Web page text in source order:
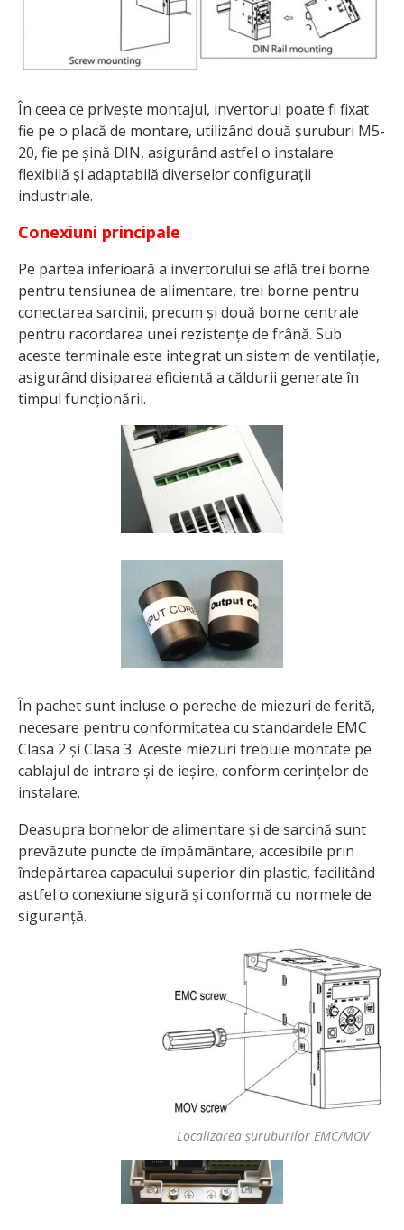
În ceea ce privește montajul, invertorul poate fi fixat
fie pe o placă de montare, utilizând două șuruburi M5-
20, fie pe șină DIN, asigurând astfel o instalare
flexibilă și adaptabilă diverselor configurații
industriale.
Conexiuni principale
Pe partea inferioară a invertorului se află trei borne
pentru tensiunea de alimentare, trei borne pentru
conectarea sarcinii, precum și două borne centrale
pentru racordarea unei rezistențe de frână. Sub
aceste terminale este integrat un sistem de ventilație,
asigurând disiparea eficientă a căldurii generate în
timpul funcționării.
În pachet sunt incluse o pereche de miezuri de ferită,
necesare pentru conformitatea cu standardele EMC
Clasa 2 și Clasa 3. Aceste miezuri trebuie montate pe
cablajul de intrare și de ieșire, conform cerințelor de
instalare.
Deasupra bornelor de alimentare și de sarcină sunt
prevăzute puncte de împământare, accesibile prin
îndepărtarea capacului superior din plastic, facilitând
astfel o conexiune sigură și conformă cu normele de
siguranță.
Localizarea șuruburilor EMC/MOV